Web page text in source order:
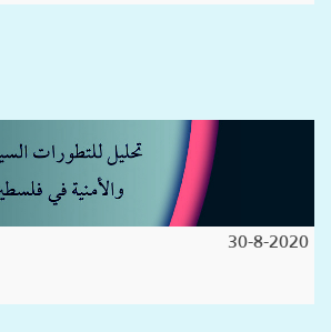
30-8-2020